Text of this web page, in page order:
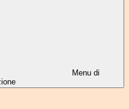
Menu di